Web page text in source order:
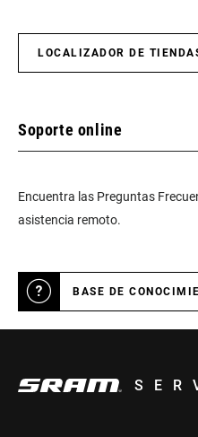
LOCALIZADOR DE
Soporte online
Encuentra las Preguntas
asistencia remoto.
BASE DE